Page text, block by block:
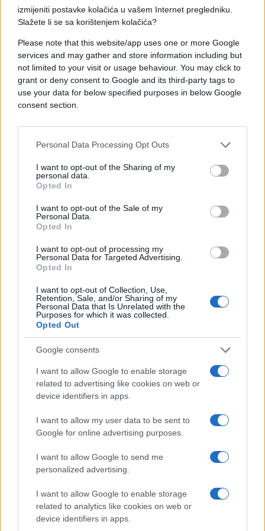
izmijeniti postavke kolačića u vašem Internet pregledniku.
Slažete li se sa korištenjem kolačića?
Please note that this website/app uses one or more Google
services and may gather and store information including but
not limited to your visit or usage behaviour. You may click to
grant or deny consent to Google and its third-party tags to
use your data for below specified purposes in below Google
consent section.
Personal Data Processing Opt Outs
I want to opt-out of the Sharing of my
personal data.
Opted In
I want to opt-out of the Sale of my
Personal Data.
Opted In
I want to opt-out of processing my
Personal Data for Targeted Advertising.
Opted In
I want to opt-out of Collection, Use,
Retention, Sale, and/or Sharing of my
Personal Data that Is Unrelated with the
Purposes for which it was collected.
Opted Out
Google consents
I want to allow Google to enable storage
related to advertising like cookies on web or
device identifiers in apps.
I want to allow my user data to be sent to
Google for online advertising purposes.
I want to allow Google to send me
personalized advertising.
I want to allow Google to enable storage
related to analytics like cookies on web or
device identifiers in apps.
rupa u plafonu kroz koju ulazi hladan vazduh, pa se
gubi oko 25 % energije potrebne za zagrijavanje
#dom #enterijer #zima
#topliji